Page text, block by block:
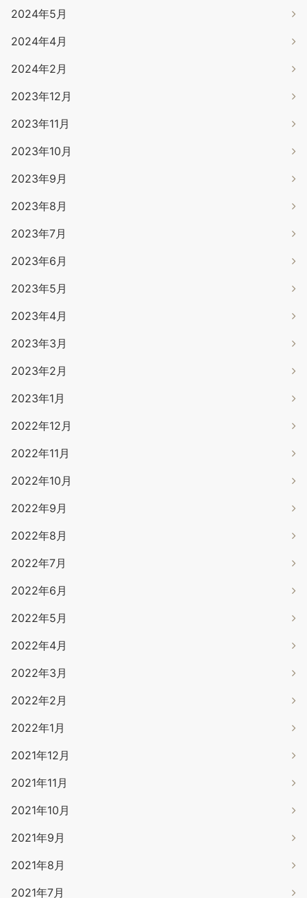
2024年5月
2024年4月
2024年2月
2023年12月
2023年11月
2023年10月
2023年9月
2023年8月
2023年7月
2023年6月
2023年5月
2023年4月
2023年3月
2023年2月
2023年1月
2022年12月
2022年11月
2022年10月
2022年9月
2022年8月
2022年7月
2022年6月
2022年5月
2022年4月
2022年3月
2022年2月
2022年1月
2021年12月
2021年11月
2021年10月
2021年9月
2021年8月
2021年7月